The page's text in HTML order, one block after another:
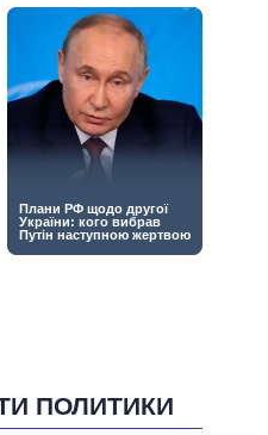
ПОЛИТИКИ